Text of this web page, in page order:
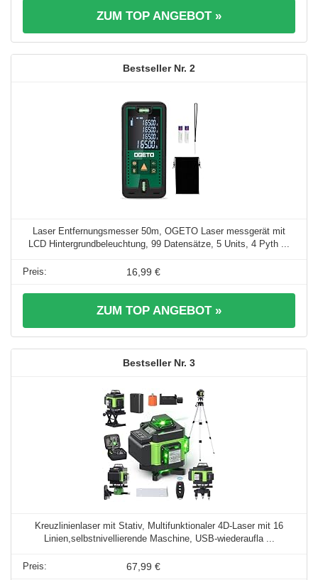
ZUM TOP ANGEBOT »
2
Laser Entfernungsmesser 50m, OGETO Laser messgerät mit
LCD Hintergrundbeleuchtung, 99 Datensätze, 5 Units, 4 Pyth ...
16,99 €
ZUM TOP ANGEBOT »
3
Kreuzlinienlaser mit Stativ, Multifunktionaler 4D-Laser mit 16
Linien,selbstnivellierende Maschine, USB-wiederaufla ...
67,99 €